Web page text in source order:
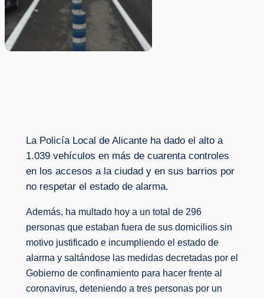
La Policía Local de Alicante ha dado el alto a
1.039 vehículos en más de cuarenta controles
en los accesos a la ciudad y en sus barrios por
no respetar el estado de alarma.
Además, ha multado hoy a un total de 296
personas que estaban fuera de sus domicilios sin
motivo justificado e incumpliendo el estado de
alarma y saltándose las medidas decretadas por el
Gobierno de confinamiento para hacer frente al
coronavirus, deteniendo a tres personas por un